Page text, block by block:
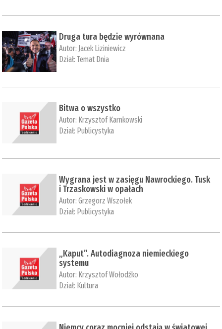
Druga tura będzie wyrównana
Autor: Jacek Liziniewicz
Dział:Temat Dnia
Bitwa o wszystko
Autor: Krzysztof Karnkowski
Dział: Publicystyka
Wygrana jest w zasięgu Nawrockiego. Tusk
i Trzaskowski w opałach
Autor:Grzegorz Wszołek
Dział: Publicystyka
„Kaput”. Autodiagnoza niemieckiego
systemu
Autor: Krzysztof Wołodźko
Dział: Kultura